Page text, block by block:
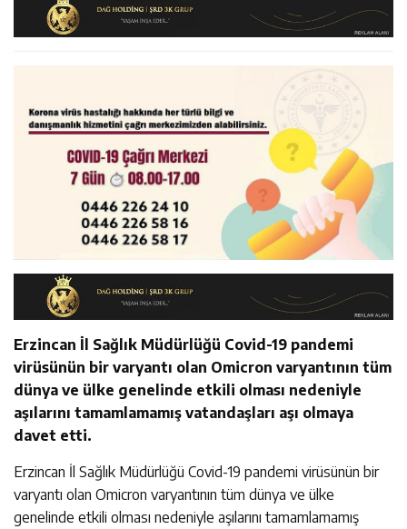
İstişare Buluşması
Geleceğin Üreticileri Tarım Teknolojileriyle Tanışıyor
Erzincan İl Sağlık Müdürlüğü Covid-19 pandemi
virüsünün bir varyantı olan Omicron varyantının tüm
dünya ve ülke genelinde etkili olması nedeniyle
aşılarını tamamlamamış vatandaşları aşı olmaya
davet etti.
Erzincan İl Sağlık Müdürlüğü Covid-19 pandemi virüsünün bir
varyantı olan Omicron varyantının tüm dünya ve ülke
genelinde etkili olması nedeniyle aşılarını tamamlamamış